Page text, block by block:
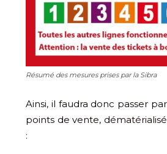
Résumé des mesures prises par la Sibra
Ainsi, il faudra donc passer
points de vente,
: